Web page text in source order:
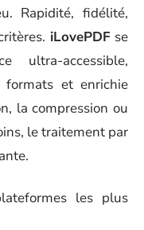
Rapidité, fidélité,
iLovePDFse
ultra-accessible,
et enrichie
la compression ou
le traitement par
les plus